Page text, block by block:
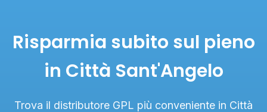
Risparmia subito sul pieno
in Città Sant'Angelo
Trova il distributore GPL più conveniente in Città